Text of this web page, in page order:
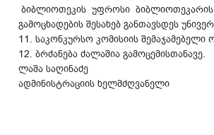
ბიბლიოთეკის უფროსი ბიბლიოთეკარის
გამოცხადების შესახებ განთავსდეს
11. საკონკურსო კომისიის
12. ბრძანება ძალაშია გამოცემისთანავე.
ლაშა საღინაძე
ადმინისტრაციის ხელმძღვანელი